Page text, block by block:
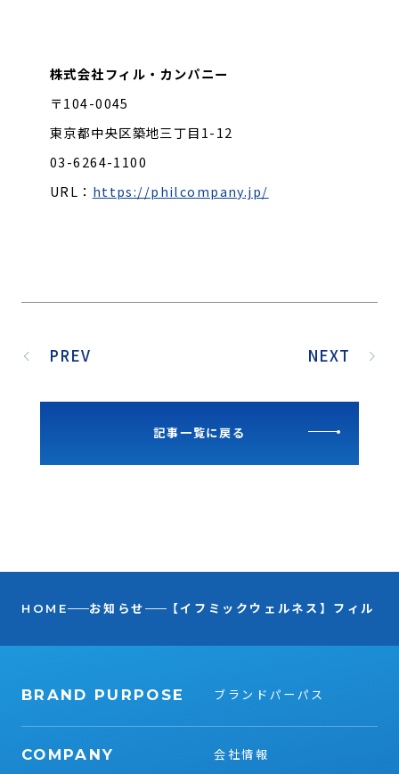
株式会社フィル・カンパニー
〒104-0045
東京都中央区築地三丁目1-12
03-6264-1100
URL： https://philcompany.jp/
PREV
記事一覧に戻る
NEXT
HOME お知らせ 【イフミックウェルネス】フィル・
BRAND PURPOSE ブランドパーパス
COMPANY 会社情報